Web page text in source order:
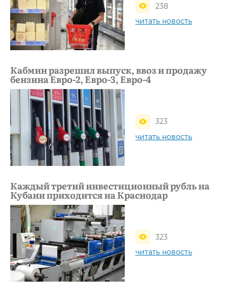
238
читать новость
Кабмин разрешил выпуск, ввоз и продажу
бензина Евро-2, Евро-3, Евро-4
323
читать новость
Каждый третий инвестиционный рубль на
Кубани приходится на Краснодар
323
читать новость